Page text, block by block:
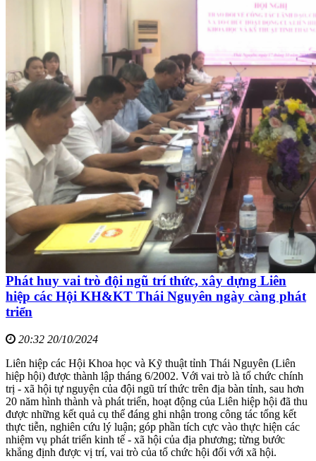
Phát huy vai trò đội ngũ trí thức, xây dựng Liên
hiệp các Hội KH&KT Thái Nguyên ngày càng phát
triển
20:32 20/10/2024
Liên hiệp các Hội Khoa học và Kỹ thuật tỉnh Thái Nguyên (Liên
hiệp hội) được thành lập tháng 6/2002. Với vai trò là tổ chức chính
trị - xã hội tự nguyện của đội ngũ trí thức trên địa bàn tỉnh, sau hơn
20 năm hình thành và phát triển, hoạt động của Liên hiệp hội đã thu
được những kết quả cụ thể đáng ghi nhận trong công tác tổng kết
thực tiễn, nghiên cứu lý luận; góp phần tích cực vào thực hiện các
nhiệm vụ phát triển kinh tế - xã hội của địa phương; từng bước
khẳng định được vị trí, vai trò của tổ chức hội đối với xã hội.